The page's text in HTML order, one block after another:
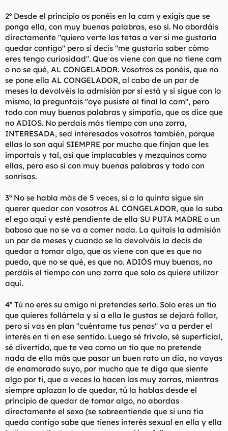
2º Desde el principio os ponéis en la cam y exigís que se
ponga ella, con muy buenas palabras, eso sí. No abordáis
directamente "quiero verte las tetas a ver si me gustaría
quedar contigo" pero si decís "me gustaría saber cómo
eres tengo curiosidad". Que os viene con que no tiene cam
o no se qué, AL CONGELADOR. Vosotros os ponéis, que no
se pone ella AL CONGELADOR, al cabo de un par de
meses la devolvéis la admisión por si está y si sigue con lo
mismo, la preguntais "oye pusiste al final la cam", pero
todo con muy buenas palabras y simpatía, que os dice que
no ADIOS. No perdais más tiempo con una zorra,
INTERESADA, sed interesados vosotros también, porque
ellas lo son aquí SIEMPRE por mucho que finjan que les
importais y tal, así que implacables y mezquinos como
ellas, pero eso sí con muy buenas palabras y todo con
sonrisas.
3º No se habla más de 5 veces, si a la quinta sigue sin
querer quedar con vosotros AL CONGELADOR, que la suba
el ego aquí y esté pendiente de ella SU PUTA MADRE o un
baboso que no se va a comer nada. La quitaís la admisión
un par de meses y cuando se la devolváis la decis de
quedar a tomar algo, que os viene con que es que no
puedo, que no se qué, es que no. ADIÓS muy buenas, no
perdáis el tiempo con una zorra que solo os quiere utilizar
aquí.
4º Tú no eres su amigo ni pretendes serlo. Solo eres un tío
que quieres follártela y si a ella le gustas se dejará follar,
pero si vas en plan "cuéntame tus penas" va a perder el
interés en ti en ese sentido. Luego sé frívolo, sé superficial,
sé divertido, que te vea como un tío que no pretende
nada de ella más que pasar un buen rato un día, no vayas
de enamorado suyo, por mucho que te diga que siente
algo por ti, que a veces lo hacen las muy zorras, mientras
siempre aplazan lo de quedar, tú la hablas desde el
principio de quedar de tomar algo, no abordas
directamente el sexo (se sobreentiende que si una tía
queda contigo sabe que tienes interés sexual en ella y ella